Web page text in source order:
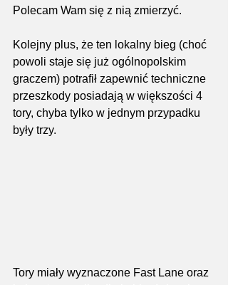
Polecam Wam się z nią zmierzyć.
Kolejny plus, że ten lokalny bieg (choć
powoli staje się już ogólnopolskim
graczem) potrafił zapewnić techniczne
przeszkody posiadają w większości 4
tory, chyba tylko w jednym przypadku
były trzy.
Tory miały wyznaczone Fast Lane oraz